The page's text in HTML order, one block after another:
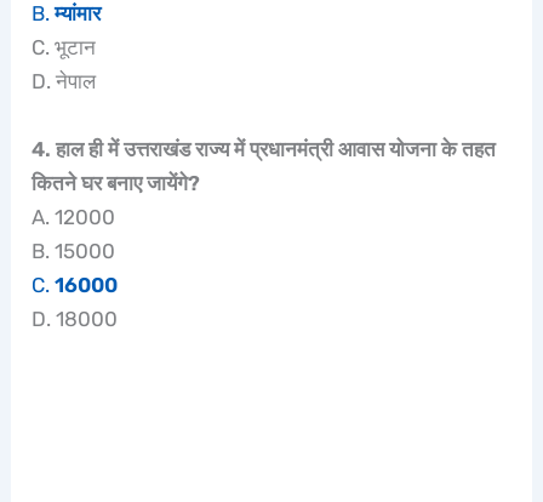
B.म्यांमार
C. भूटान
D. नेपाल
4. हाल ही में उत्तराखंड राज्य में प्रधानमंत्री आवास योजना के तहत
कितने घर बनाए जायेंगे?
A. 12000
B. 15000
C.16000
D. 18000